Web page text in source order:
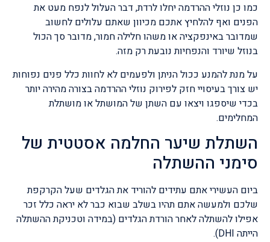
כמו כן נוזלי ההרדמה יחלו לרדת, דבר העלול לנפח מעט את
הפנים ואף להלחיץ אתכם מכיוון שאתם עלולים לחשוב
שמדובר באינפקציה או משהו חלילה חמור, מדובר סך הכול
בנוזל שיורד והנפחיות נובעת רק מזה.
על מנת להמנע ככול הניתן ולפעמים לא לחוות כלל פנים נפוחות
יש צורך בעיסויי חזק לפירוק נוזלי ההרדמה בצורה מהירה יותר
בכדי שיספגו ויצאו עם השתן של המושתל או מושתלת
המחלימים.
השתלת שיער החלמה אסטטית של
סימני ההשתלה
ביום העשירי אתם עתידים להוריד את הגלדים שעל הקרקפת
שלכם ולמעשה אתם תהיו בשלב שבוא כבר לא יראה כלל זכר
אפילו להשתלה לאחר הורדת הגלדים (במידה וטכניקת ההשתלה
הייתה DHI).